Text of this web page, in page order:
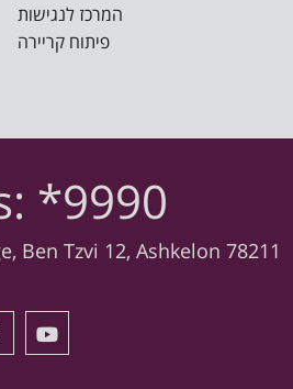
המרכז לנגישות
פיתוח קריירה
*9990
Ben Tzvi 12, Ashkelon 78211